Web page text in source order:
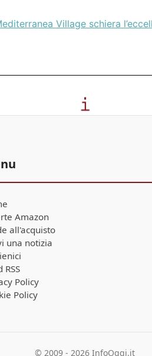
Village schiera
Amazon
all'acquisto
una notizia
RSS
Policy
Policy
© 2009 - 2026 InfoOggi.it